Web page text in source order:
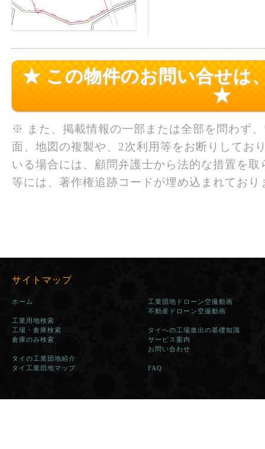
★ この物件のお問い合せは
★
※ また、掲載情報の一部または全部を問わず
面、地図の複製や、2次利用等をお断りしてお
いる場合には、顧問弁護士から法的な措置を
等には、著作権追跡コードが埋め込まれており
サイトマップ
ホーム
工業用地検索
工場・倉庫検索
倉庫のみ検索
タイの工業団地紹介
タイ工業団地マップ
工業団地ドローン空撮動画
不動産ドローン空撮動画
タイへの工場進出の基礎知識
サービス案内
お問い合わせ
FAQ